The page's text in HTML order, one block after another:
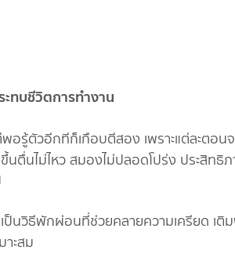
ทบชีวิตการทำงาน
อรู้ตัวอีกทีก็เกือบตีสอง เพราะแต่ละตอน
ตื่นไม่ไหว สมองไม่ปลอดโปร่ง ประสิทธิภ
ป็นวิธีพักผ่อนที่ช่วยคลายความเครียด เติ
าะสม